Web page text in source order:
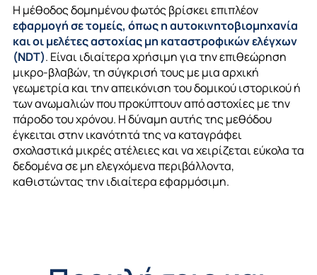
Η μέθοδος δομημένου φωτός βρίσκει επιπλέον
εφαρμογή σε τομείς, όπως η αυτοκινητοβιομηχανία
και οι μελέτες αστοχίας μη καταστροφικών ελέγχων
(NDT). Είναι ιδιαίτερα χρήσιμη για την επιθεώρηση
μικρο-βλαβών, τη σύγκρισή τους με μια αρχική
γεωμετρία και την απεικόνιση του δομικού ιστορικού ή
των ανωμαλιών που προκύπτουν από αστοχίες με την
πάροδο του χρόνου. Η δύναμη αυτής της μεθόδου
έγκειται στην ικανότητά της να καταγράφει
σχολαστικά μικρές ατέλειες και να χειρίζεται εύκολα τα
δεδομένα σε μη ελεγχόμενα περιβάλλοντα,
καθιστώντας την ιδιαίτερα εφαρμόσιμη.